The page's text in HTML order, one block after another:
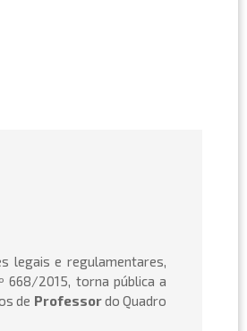
legais e regulamentares,
668/2015, torna pública a
de Professordo Quadro